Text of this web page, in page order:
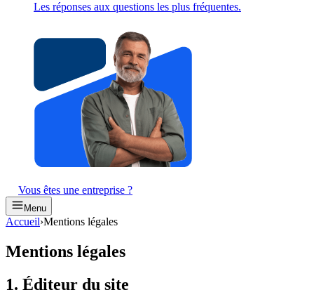
Les réponses aux questions les plus fréquentes.
Vous êtes une entreprise ?
Menu
Accueil›Mentions légales
Mentions légales
1. Éditeur du site